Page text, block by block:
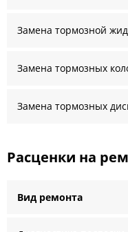
Замена тормозной
Замена тормозных
Замена тормозных
Расценки на
Вид ремонта